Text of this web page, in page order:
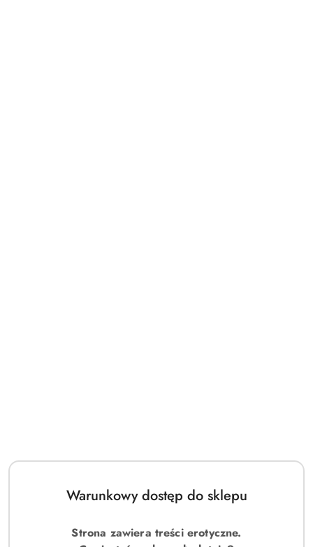
Warunkowy dostęp do sklepu
Strona zawiera treści erotyczne.